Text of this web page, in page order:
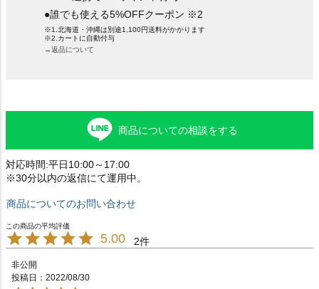
●誰でも使える5%OFFクーポン ※2
※1.北海道・沖縄は別途1,100円送料がかかります
※2.カートに自動付与
→返品について
商品についての相談をする
対応時間:平日10:00～17:00
※30分以内の返信にて運用中。
商品についてのお問い合わせ
5.00 2
非公開
投稿日
2022/08/30